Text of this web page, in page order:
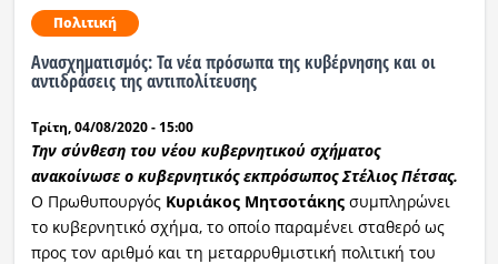
Πολιτική
Ανασχηματισμός: Τα νέα πρόσωπα της κυβέρνησης και οι
αντιδράσεις της αντιπολίτευσης
Τρίτη, 04/08/2020 - 15:00
Την σύνθεση του νέου κυβερνητικού σχήματος
ανακοίνωσε ο κυβερνητικός εκπρόσωπος Στέλιος Πέτσας.
Ο Πρωθυπουργός Κυριάκος Μητσοτάκηςσυμπληρώνει
το κυβερνητικό σχήμα, το οποίο παραμένει σταθερό ως
προς τον αριθμό και τη μεταρρυθμιστική πολιτική του